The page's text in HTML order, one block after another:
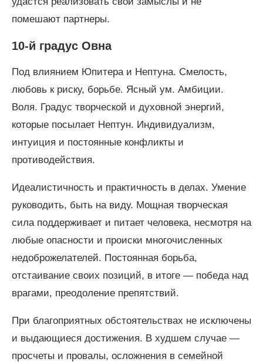
помешают партнеры.
10-й градус Овна
Под влиянием Юпитера и Нептуна. Смелость,
любовь к риску, борьбе. Ясный ум. Амбиции.
Воля. Градус творческой и духовной энергий,
которые посылает Нептун. Индивидуализм,
интуиция и постоянные конфликты и
противодействия.
Идеалистичность и практичность в делах. Умение
руководить, быть на виду. Мощная творческая
сила поддерживает и питает человека, несмотря на
любые опасности и происки многочисленных
недоброжелателей. Постоянная борьба,
отстаивание своих позиций, в итоге — победа над
врагами, преодоление препятствий.
При благоприятных обстоятельствах не исключены
и выдающиеся достижения. В худшем случае —
просчеты и провалы, осложнения в семейной